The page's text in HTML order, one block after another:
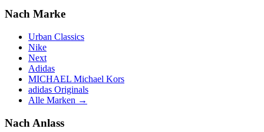
Nach Marke
Urban Classics
Nike
Next
Adidas
MICHAEL Michael Kors
adidas Originals
Alle Marken →
Nach Anlass